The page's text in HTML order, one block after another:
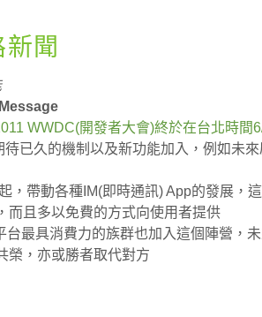
聞
WWDC(開發者大會)終於在台北時間
已久的機制以及新功能加入，例如未
，帶動各種IM(即時通訊) App的發展，
而且多以免費的方式向使用者提供
最具消費力的族群也加入這個陣營，
榮，亦或勝者取代對方